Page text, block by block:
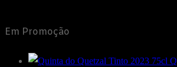
Em Promoção